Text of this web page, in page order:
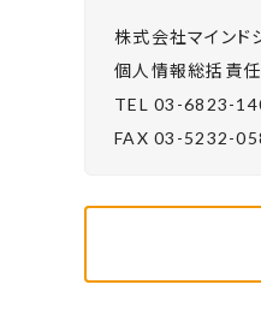
株式会社マインド
個⼈情報総括責
TEL 03-6823-
FAX 03-5232-